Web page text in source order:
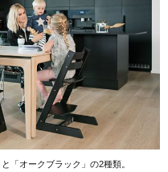
「オークブラック」の2種類。